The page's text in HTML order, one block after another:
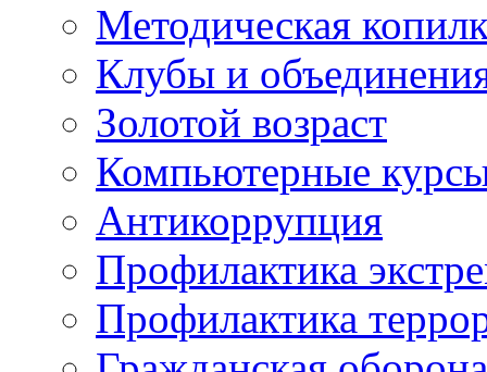
Методическая
Клубы и
Золотой возраст
Компьютерные
Антикоррупция
Профилактика
Профилактика